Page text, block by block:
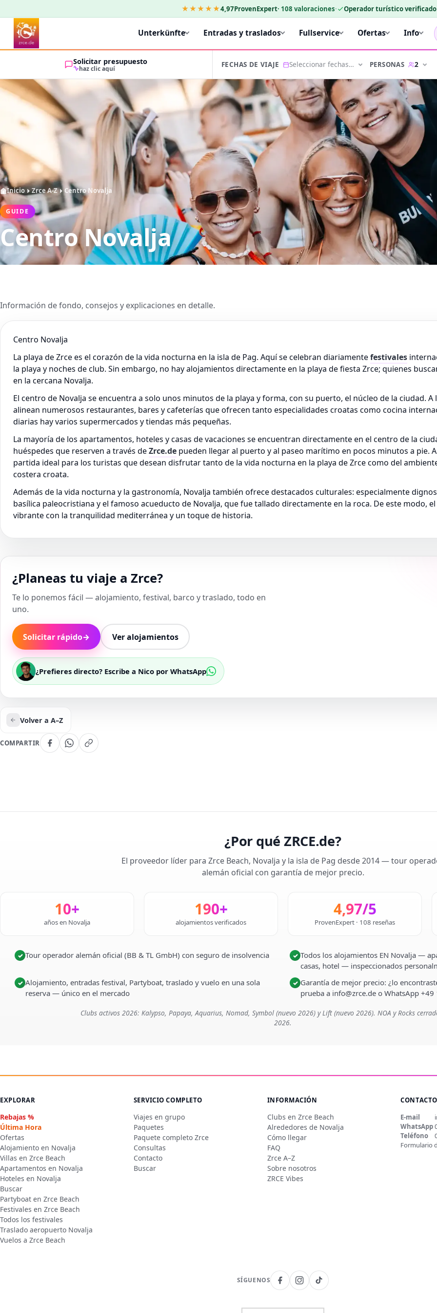
★★★★★4,97ProvenExpert· 108 valoraciones· Operador turístico verificado
Unterkünfte Entradas y traslados Fullservice Ofertas Info
Solicitar presupuesto
haz clic aquí FECHAS DE VIAJE Seleccionar fechas… PERSONAS 2
Inicio Zrce A-Z Centro Novalja
GUIDE
Centro Novalja
Información de fondo, consejos y explicaciones en detalle.
Centro Novalja
La playa de Zrce es el corazón de la vida nocturna en la isla de Pag. Aquí se celebran diariamentefestivales
la playa y noches de club. Sin embargo, no hay alojamientos directamente en la playa de fiesta Zrce; quienes
en la cercana Novalja.
El centro de Novalja se encuentra a solo unos minutos de la playa y forma, con su puerto, el núcleo de la ciudad.
alinean numerosos restaurantes, bares y cafeterías que ofrecen tanto especialidades croatas como cocina
diarias hay varios supermercados y tiendas más pequeñas.
La mayoría de los apartamentos, hoteles y casas de vacaciones se encuentran directamente en el centro de la
huéspedes que reserven a través deZrce.de pueden llegar al puerto y al paseo marítimo en pocos minutos a pie.
partida ideal para los turistas que desean disfrutar tanto de la vida nocturna en la playa de Zrce como del
costera croata.
Además de la vida nocturna y la gastronomía, Novalja también ofrece destacados culturales: especialmente
basílica paleocristiana y el famoso acueducto de Novalja, que fue tallado directamente en la roca. De este modo,
vibrante con la tranquilidad mediterránea y un toque de historia.
¿Planeas tu viaje a Zrce?
Te lo ponemos fácil — alojamiento, festival, barco y traslado, todo en
uno.
Solicitar rápido→ Ver alojamientos
¿Prefieres directo? Escribe a Nico por WhatsApp
Volver a A–Z
COMPARTIR
¿Por qué ZRCE.de?
El proveedor líder para Zrce Beach, Novalja y la isla de Pag desde 2014 — tour
alemán oficial con garantía de mejor precio.
10+
años en Novalja
190+
alojamientos verificados
4,97/5
ProvenExpert · 108 reseñas
✓ Tour operador alemán oficial (BB & TL GmbH) con seguro de insolvencia ✓ Todos los alojamientos EN Novalja —
casas, hotel — inspeccionados
✓ Alojamiento, entradas festival, Partyboat, traslado y vuelo en una sola
reserva — único en el mercado
✓ Garantía de mejor precio: ¿lo
prueba a info@zrce.de o WhatsApp
Clubs activos 2026: Kalypso, Papaya, Aquarius, Nomad, Symbol (nuevo 2026) y Lift (nuevo 2026). NOA y Rocks
2026.
EXPLORAR
Rebajas %
Última Hora
Ofertas
Alojamiento en Novalja
Villas en Zrce Beach
Apartamentos en Novalja
Hoteles en Novalja
Buscar
Partyboat en Zrce Beach
Festivales en Zrce Beach
Todos los festivales
Traslado aeropuerto Novalja
Vuelos a Zrce Beach
SERVICIO COMPLETO
Viajes en grupo
Paquetes
Paquete completo Zrce
Consultas
Contacto
Buscar
INFORMACIÓN
Clubs en Zrce Beach
Alrededores de Novalja
Cómo llegar
FAQ
Zrce A–Z
Sobre nosotros
ZRCE Vibes
CONTACTO
E-mail
WhatsApp
Teléfono
Formulario
SÍGUENOS